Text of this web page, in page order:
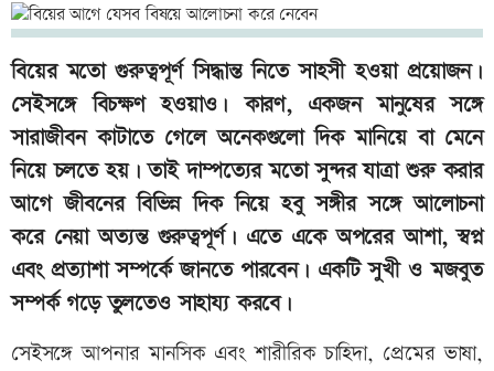
বিয়ের মতো গুরুত্বপূর্ণ সিদ্ধান্ত নিতে সাহসী হওয়া প্রয়োজন।
সেইসঙ্গে বিচক্ষণ হওয়াও। কারণ, একজন মানুষের সঙ্গে
সারাজীবন কাটাতে গেলে অনেকগুলো দিক মানিয়ে বা মেনে
নিয়ে চলতে হয়। তাই দাম্পত্যের মতো সুন্দর যাত্রা শুরু করার
আগে জীবনের বিভিন্ন দিক নিয়ে হবু সঙ্গীর সঙ্গে আলোচনা
করে নেয়া অত্যন্ত গুরুত্বপূর্ণ। এতে একে অপরের আশা, স্বপ্ন
এবং প্রত্যাশা সম্পর্কে জানতে পারবেন। একটি সুখী ও মজবুত
সম্পর্ক গড়ে তুলতেও সাহায্য করবে।
সেইসঙ্গে আপনার মানসিক এবং শারীরিক চাহিদা, প্রেমের ভাষা,